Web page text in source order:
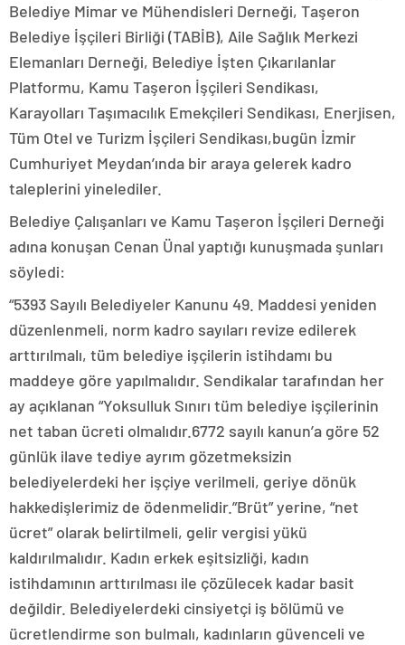
Belediye Mimar ve Mühendisleri Derneği, Taşeron
Belediye İşçileri Birliği (TABİB), Aile Sağlık Merkezi
Elemanları Derneği, Belediye İşten Çıkarılanlar
Platformu, Kamu Taşeron İşçileri Sendikası,
Karayolları Taşımacılık Emekçileri Sendikası, Enerjisen,
Tüm Otel ve Turizm İşçileri Sendikası,bugün İzmir
Cumhuriyet Meydan’ında bir araya gelerek kadro
taleplerini yinelediler.
Belediye Çalışanları ve Kamu Taşeron İşçileri Derneği
adına konuşan Cenan Ünal yaptığı kunuşmada şunları
söyledi:
“5393 Sayılı Belediyeler Kanunu 49. Maddesi yeniden
düzenlenmeli, norm kadro sayıları revize edilerek
arttırılmalı, tüm belediye işçilerin istihdamı bu
maddeye göre yapılmalıdır. Sendikalar tarafından her
ay açıklanan “Yoksulluk Sınırı tüm belediye işçilerinin
net taban ücreti olmalıdır.6772 sayılı kanun’a göre 52
günlük ilave tediye ayrım gözetmeksizin
belediyelerdeki her işçiye verilmeli, geriye dönük
hakkedişlerimiz de ödenmelidir.”Brüt” yerine, “net
ücret” olarak belirtilmeli, gelir vergisi yükü
kaldırılmalıdır. Kadın erkek eşitsizliği, kadın
istihdamının arttırılması ile çözülecek kadar basit
değildir. Belediyelerdeki cinsiyetçi iş bölümü ve
ücretlendirme son bulmalı, kadınların güvenceli ve